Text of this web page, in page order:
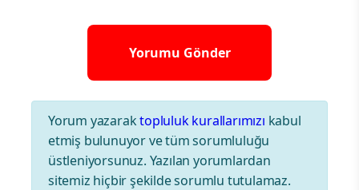
Yorum yazaraktopluluk kurallarımızı kabul
etmiş bulunuyor ve tüm sorumluluğu
üstleniyorsunuz. Yazılan yorumlardan
sitemiz hiçbir şekilde sorumlu tutulamaz.